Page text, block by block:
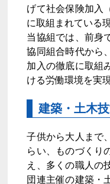
げて社会保険加入
に取組まれている
当協組では、前身
協同組合時代から
加入の徹底に取組
ける労働環境を実
建築・土木
子供から大人まで
らい、ものづくり
え、多くの職人の
団連主催の建築・